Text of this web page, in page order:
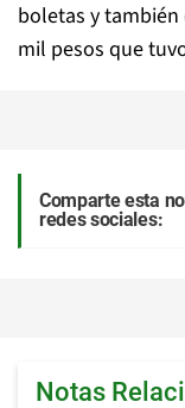
boletas y
mil pesos que
Comparte esta
redes sociales:
Notas